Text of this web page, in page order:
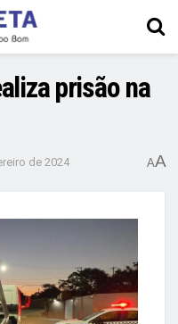
prisão na
de 2024 AA